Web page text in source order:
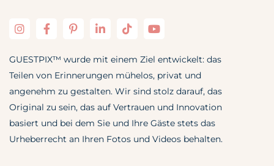
GUESTPIX™ wurde mit einem Ziel entwickelt: das
Teilen von Erinnerungen mühelos, privat und
angenehm zu gestalten. Wir sind stolz darauf, das
Original zu sein, das auf Vertrauen und Innovation
basiert und bei dem Sie und Ihre Gäste stets das
Urheberrecht an Ihren Fotos und Videos behalten.